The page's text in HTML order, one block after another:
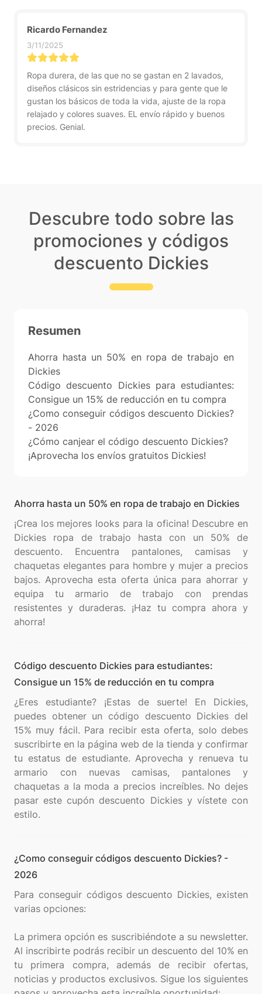
Ricardo Fernandez
3/11/2025
Ropa durera, de las que no se gastan en 2 lavados,
diseños clásicos sin estridencias y para gente que le
gustan los básicos de toda la vida, ajuste de la ropa
relajado y colores suaves. EL envío rápido y buenos
precios. Genial.
Descubre todo sobre las
promociones y códigos
descuento Dickies
Resumen
Ahorra hasta un 50% en ropa de trabajo en
Dickies
Código descuento Dickies para estudiantes:
Consigue un 15% de reducción en tu compra
¿Como conseguir códigos descuento Dickies?
- 2026
¿Cómo canjear el código descuento Dickies?
¡Aprovecha los envíos gratuitos Dickies!
Ahorra hasta un 50% en ropa de trabajo en Dickies
¡Crea los mejores looks para la oficina! Descubre en
Dickies ropa de trabajo hasta con un 50% de
descuento. Encuentra pantalones, camisas y
chaquetas elegantes para hombre y mujer a precios
bajos. Aprovecha esta oferta única para ahorrar y
equipa tu armario de trabajo con prendas
resistentes y duraderas. ¡Haz tu compra ahora y
Código descuento Dickies para estudiantes:
Consigue un 15% de reducción en tu compra
¿Eres estudiante? ¡Estas de suerte! En Dickies,
puedes obtener un código descuento Dickies del
15% muy fácil. Para recibir esta oferta, solo debes
suscribirte en la página web de la tienda y confirmar
tu estatus de estudiante. Aprovecha y renueva tu
armario con nuevas camisas, pantalones y
chaquetas a la moda a precios increíbles. No dejes
pasar este cupón descuento Dickies y vístete con
¿Como conseguir códigos descuento Dickies? -
2026
Para conseguir códigos descuento Dickies, existen
varias opciones:
La primera opción es suscribiéndote a su newsletter.
Al inscribirte podrás recibir un descuento del 10% en
tu primera compra, además de recibir ofertas,
noticias y productos exclusivos. Sigue los siguientes